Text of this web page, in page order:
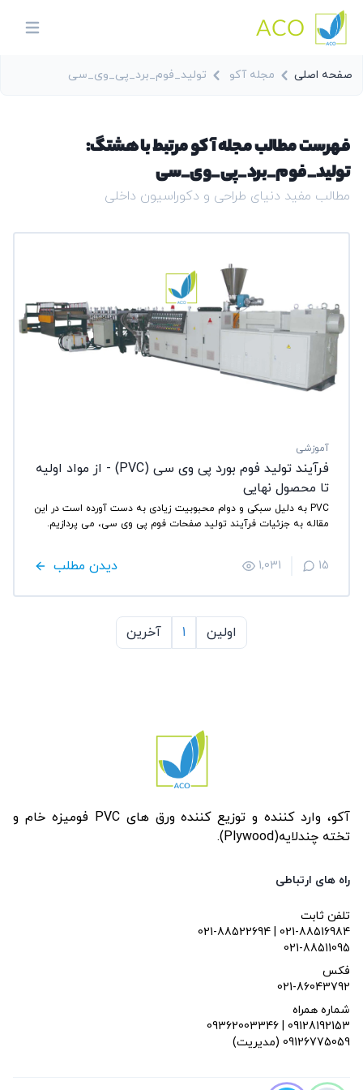
ACO
menu
صفحه اصلی مجله آکو تولید_فوم_برد_پی_وی_سی
فهرست مطالب مجله آکو مرتبط با هشتگ:
تولید_فوم_برد_پی_وی_سی
مطالب مفید دنیای طراحی و دکوراسیون داخلی
آموزشی
فرآیند تولید فوم بورد پی وی سی (PVC) - از مواد اولیه
تا محصول نهایی
PVC به دلیل سبکی و دوام محبوبیت زیادی به دست آورده‌ است در این
مقاله به جزئیات فرآیند تولید صفحات فوم پی وی سی، می پردازیم.
دیدن مطلب 1,031 15
اولین 1 آخرین
آکو، وارد کننده و توزیع کننده ورق های PVC فومیزه خام و
تخته چندلایه(Plywood).
راه های ارتباطی
تلفن ثابت
021-88522694 | 021-88516984
021-88511095
فکس
021-86043792
شماره همراه
09362003346 | 09128192153
(مدیریت) 09126775059